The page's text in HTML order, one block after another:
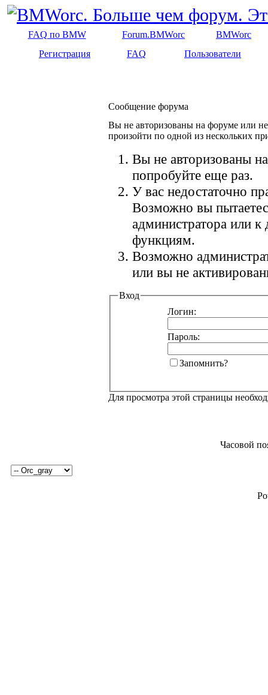
FAQ по BMW Forum.BMWorc
BMWorc
Регистрация
FAQ Пользователи
Сообщение форума
Вы не авторизованы на форуме или
произойти по одной из нескольких
Вы не авторизованы
попробуйте еще раз.
У вас недостаточно
Возможно вы
администратора или
функциям.
Возможно
или вы не
Вход
Логин:
Пароль:
Запомнить?
Для просмотра этой страницы
Часовой